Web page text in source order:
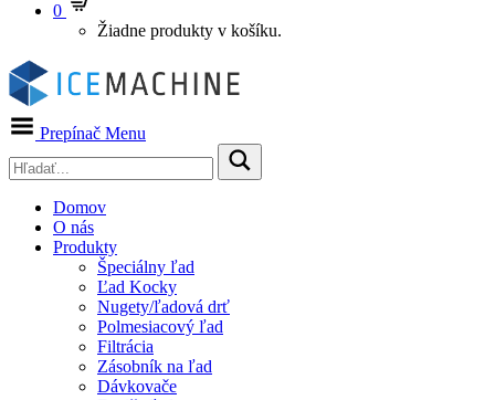
0
Žiadne produkty v košíku.
Prepínač Menu
Domov
O nás
Produkty
Špeciálny ľad
Ľad Kocky
Nugety/ľadová drť
Polmesiacový ľad
Filtrácia
Zásobník na ľad
Dávkovače